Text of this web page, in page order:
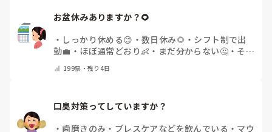
お盆休みありますか？🌻
・ しっかり休める😊 ・ 数日休み🌻 ・ シフト制で出
勤💼 ・ ほぼ通常どおり👶 ・ まだ分からない🤔・ その
199票・残り4日
口臭対策ってしていますか？
・歯磨きのみ ・ ブレスケアなどを飲んでいる ・ マウ